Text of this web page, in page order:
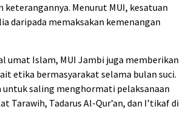
keterangannya. Menurut MUI, kesatuan
daripada memaksakan kemenangan
umat Islam, MUI Jambi juga memberikan
etika bermasyarakat selama bulan suci.
untuk saling menghormati pelaksanaan
Tarawih, Tadarus Al-Qur’an, dan I’tikaf di